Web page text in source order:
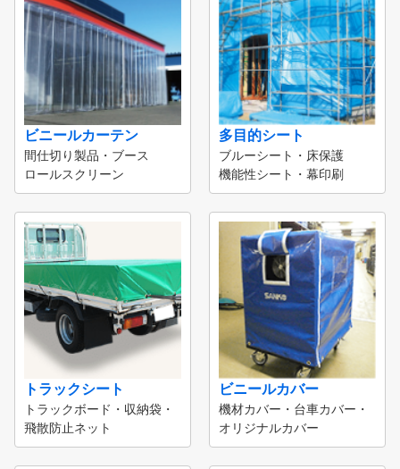
ビニールカーテン
間仕切り製品・ブース
ロールスクリーン
多目的シート
ブルーシート・床保護
機能性シート・幕印刷
トラックシート
トラックボード・収納袋・
飛散防止ネット
ビニールカバー
機材カバー・台車カバー・
オリジナルカバー